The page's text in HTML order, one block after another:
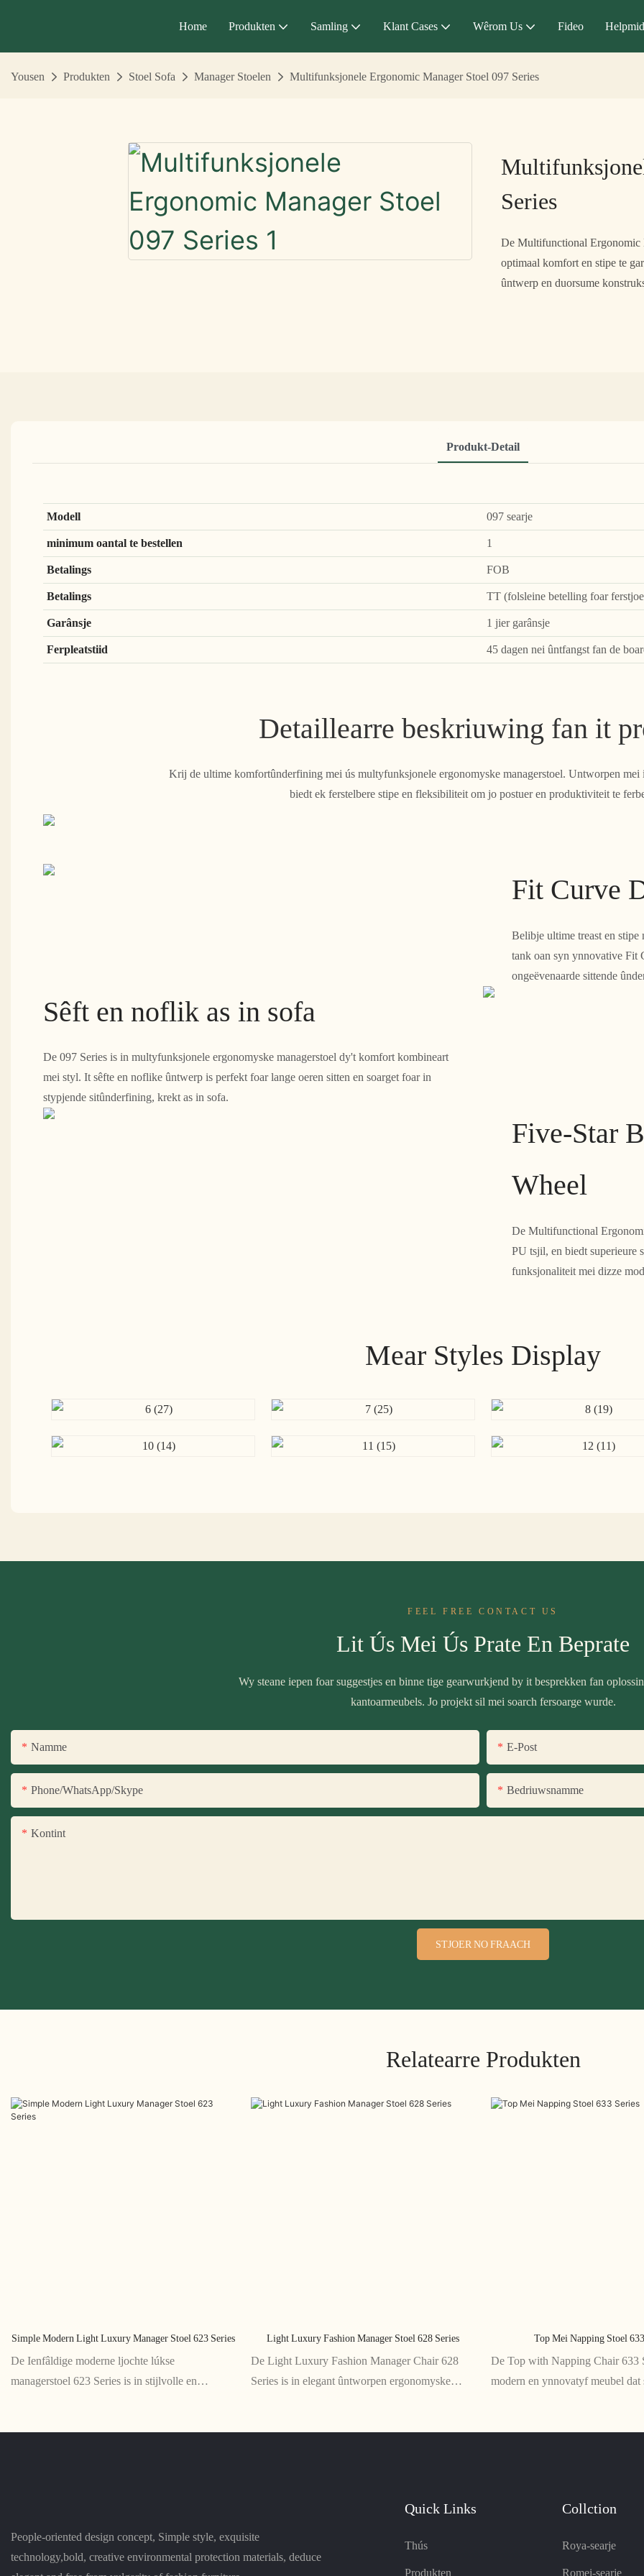
Home Produkten Samling Klant Cases Wêrom Us Fideo
Yousen Produkten Stoel Sofa Manager Stoelen Multifunksjonele Ergonomic Manager Stoel 097 Series
Series
De Multifunctional Ergonomic
optimaal komfort en stipe te
ûntwerp en duorsume
Produkt-Detail
Modell
097 searje
minimum oantal te bestellen
1
Betalings
FOB
Betalings
TT (folsleine betelling foar
Garânsje
1 jier garânsje
Ferpleatstiid
45 dagen nei ûntfangst fan de
Detaillearre beskriuwing fan it
Krij de ultime komfortûnderfining mei ús multyfunksjonele ergonomyske managerstoel. Untworpen mei
biedt ek ferstelbere stipe en fleksibiliteit om jo postuer en produktiviteit te
Fit Curve
Belibje ultime treast en
tank oan syn ynnovative Fit
ongeëvenaarde sittende
Sêft en noflik as in sofa
De 097 Series is in multyfunksjonele ergonomyske managerstoel dy't komfort kombineart
mei styl. It sêfte en noflike ûntwerp is perfekt foar lange oeren sitten en soarget foar in
stypjende sitûnderfining, krekt as in sofa.
Five-Star
Wheel
De Multifunctional
PU tsjil, en biedt superieure
funksjonaliteit mei dizze
Mear Styles Display
FEEL FREE CONTACT US
Lit Ús Mei Ús Prate En Beprate
Wy steane iepen foar suggestjes en binne tige gearwurkjend by it besprekken fan
kantoarmeubels. Jo projekt sil mei soarch fersoarge wurde.
Namme E-Post
Phone/WhatsApp/Skype Bedriuwsnamme
Kontint
STJOER NO FRAACH
Relatearre Produkten
Simple Modern Light Luxury Manager Stoel 623 Series
De Ienfâldige moderne ljochte lúkse
managerstoel 623 Series is in stijlvolle en
Light Luxury Fashion Manager Stoel 628 Series
De Light Luxury Fashion Manager Chair 628
Series is in elegant ûntworpen ergonomyske
Top Mei Napping Stoel
De Top with Napping Chair 633
modern en ynnovatyf meubel dat
People-oriented design concept, Simple style, exquisite
technology,bold, creative environmental protection materials, deduce
Quick Links
Thús
Produkten
Collction
Roya-searje
Romei-searje